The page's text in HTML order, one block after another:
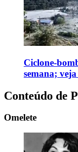
Ciclone-
semana;
Conteúdo de
Omelete